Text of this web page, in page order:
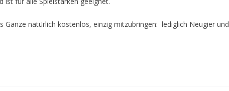
Ganze natürlich kostenlos, einzig mitzubringen: lediglich Neugier und